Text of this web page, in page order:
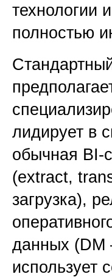
технологии
полностью
лидирует в
обычная BI-
(extract,
загрузка),
данных (DM
использует